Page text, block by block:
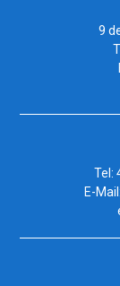
9
Tel:
E-